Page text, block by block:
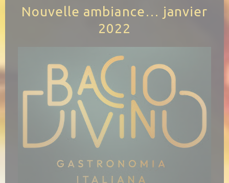
Nouvelle ambiance… janvier
2022